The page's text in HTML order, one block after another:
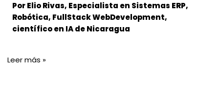
Por Elio Rivas, Especialista en Sistemas ERP,
Robótica, FullStack WebDevelopment,
científico en IA de Nicaragua
Leer más »